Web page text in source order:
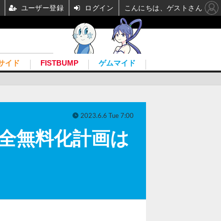
イド FISTBUMP ゲムマイド
無料化計画は
2023.6.6 Tue 7:00
ユーザー登録 ログイン こんにちは、ゲストさん